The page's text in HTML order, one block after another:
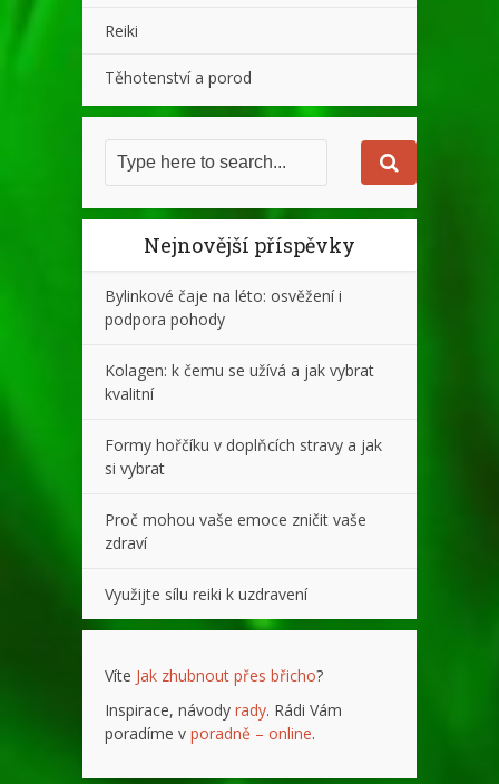
Reiki
Těhotenství a porod
Nejnovější příspěvky
Bylinkové čaje na léto: osvěžení i
podpora pohody
Kolagen: k čemu se užívá a jak vybrat
kvalitní
Formy hořčíku v doplňcích stravy a jak
si vybrat
Proč mohou vaše emoce zničit vaše
zdraví
Využijte sílu reiki k uzdravení
Víte Jak zhubnout přes břicho?
Inspirace, návody rady. Rádi Vám
poradíme v poradně – online.